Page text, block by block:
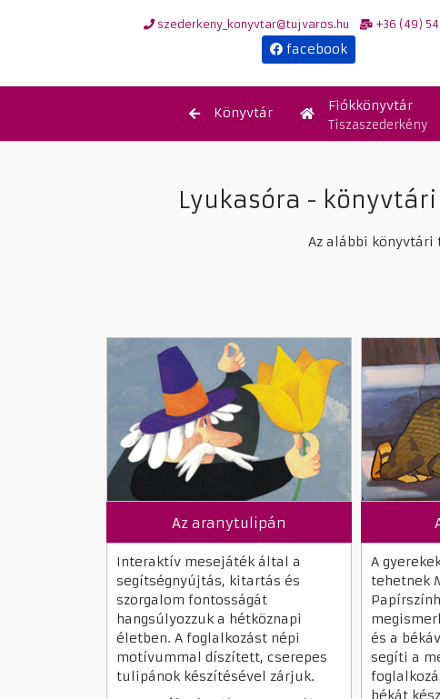
szederkeny_konyvtar@tujvaros.hu +36 (49)
facebook
Könyvtár Fiókkönyvtár
Tiszaszederkény
Lyukasóra -
Az alábbi könyvtári
Az aranytulipán
Interaktív mesejáték által a
segítségnyújtás, kitartás és
szorgalom fontosságát
hangsúlyozzuk a hétköznapi
életben. A foglalkozást népi
motívummal díszített, cserepes
tulipánok készítésével zárjuk.
A
tehetnek
és a
segíti a
békát